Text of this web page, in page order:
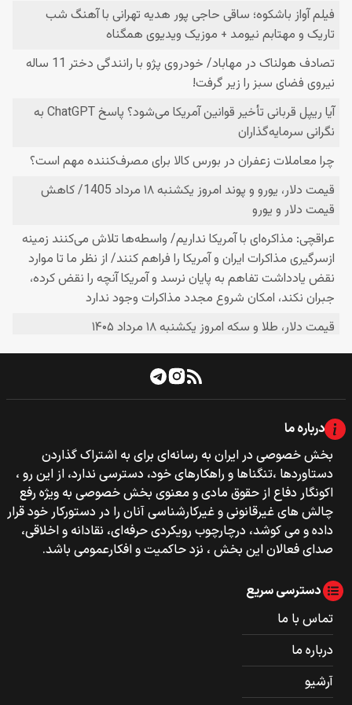
درباره ما
بخش خصوصی‌‌ در ایران به رسانه‌ای برای به اشتراک گذاردن
دستاوردها ،تنگناها و راهکارهای خود، دسترسی ندارد، از این رو ،
اکونگار دفاع از حقوق مادی و معنوی بخش خصوصی به ویژه رفع
چالش های غیرقانونی و غیرکارشناسی آنان را در دستورکار خود قرار
داده و می کوشد، درچارچوب رویکردی حرفه‌ای، نقادانه و اخلاقی،
صدای فعالان این بخش ، نزد حاکمیت و افکارعمومی باشد.
دسترسی سریع
تماس با ما
درباره ما
آرشیو